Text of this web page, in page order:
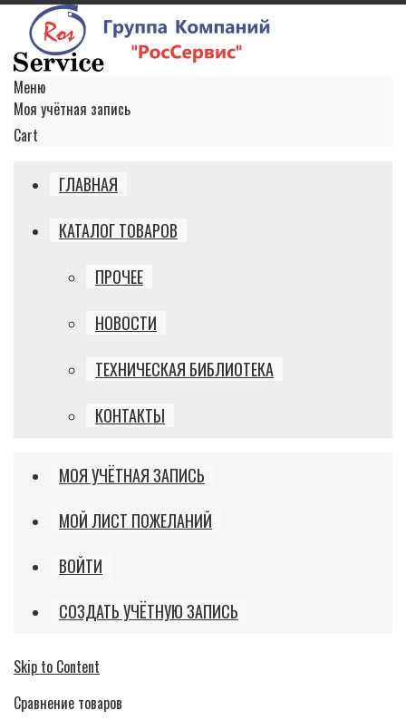
Меню
Моя учётная запись
Cart
ГЛАВНАЯ
КАТАЛОГ ТОВАРОВ
ПРОЧЕЕ
НОВОСТИ
ТЕХНИЧЕСКАЯ БИБЛИОТЕКА
КОНТАКТЫ
МОЯ УЧЁТНАЯ ЗАПИСЬ
МОЙ ЛИСТ ПОЖЕЛАНИЙ
ВОЙТИ
СОЗДАТЬ УЧЁТНУЮ ЗАПИСЬ
Skip to Content
Сравнение товаров